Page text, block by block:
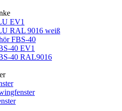
EV1
RAL 9016 weiß
FBS-40
40 EV1
40 RAL9016